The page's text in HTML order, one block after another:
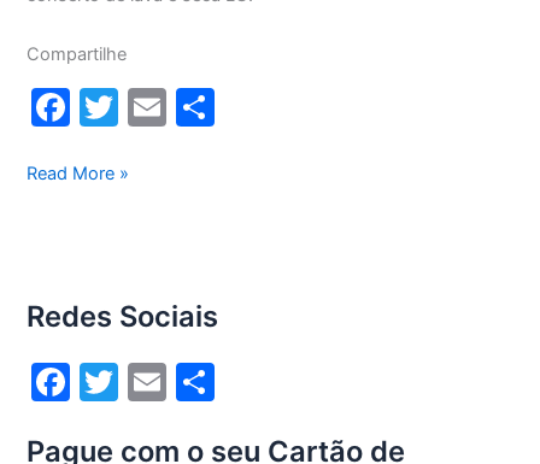
Compartilhe
F
c
o
o
k
T
itt
E
Conserto
13Kg
Read More »
Redes Sociais
F
T
E
Pague com o seu Cartão de